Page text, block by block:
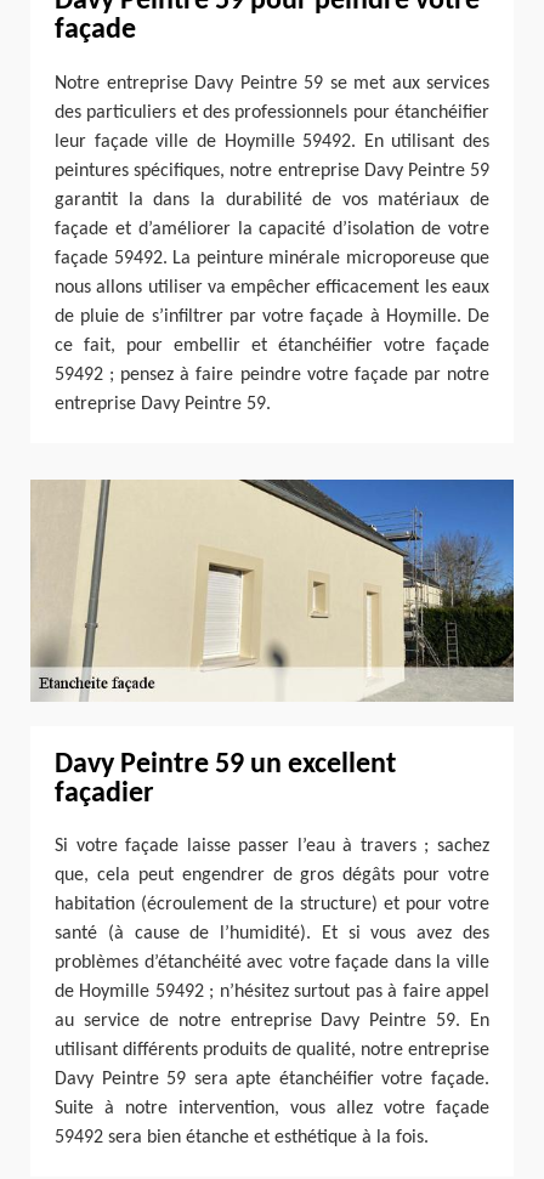
façade
Notre entreprise Davy Peintre 59 se met aux services
des particuliers et des professionnels pour étanchéifier
leur façade ville de Hoymille 59492. En utilisant des
peintures spécifiques, notre entreprise Davy Peintre 59
garantit la dans la durabilité de vos matériaux de
façade et d’améliorer la capacité d’isolation de votre
façade 59492. La peinture minérale microporeuse que
nous allons utiliser va empêcher efficacement les eaux
de pluie de s’infiltrer par votre façade à Hoymille. De
ce fait, pour embellir et étanchéifier votre façade
59492 ; pensez à faire peindre votre façade par notre
entreprise Davy Peintre 59.
Davy Peintre 59 un excellent
façadier
Si votre façade laisse passer l’eau à travers ; sachez
que, cela peut engendrer de gros dégâts pour votre
habitation (écroulement de la structure) et pour votre
santé (à cause de l’humidité). Et si vous avez des
problèmes d’étanchéité avec votre façade dans la ville
de Hoymille 59492 ; n’hésitez surtout pas à faire appel
au service de notre entreprise Davy Peintre 59. En
utilisant différents produits de qualité, notre entreprise
Davy Peintre 59 sera apte étanchéifier votre façade.
Suite à notre intervention, vous allez votre façade
59492 sera bien étanche et esthétique à la fois.